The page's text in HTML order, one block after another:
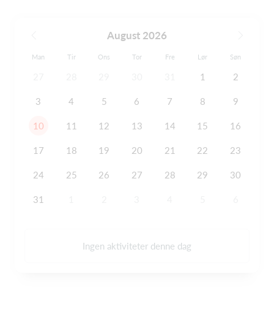
August 2026
Man Tir Ons Tor Fre Lør Søn
1 2
3 4 5 6 7 8 9
10 11 12 13 14 15 16
17 18 19 20 21 22 23
24 25 26 27 28 29 30
31
Ingen aktiviteter denne dag